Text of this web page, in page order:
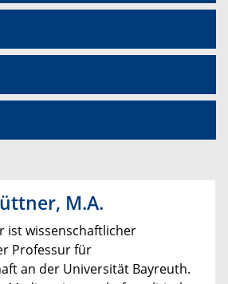
M.A.
ist wissenschaftlicher
Professur für
an der Universität Bayreuth.